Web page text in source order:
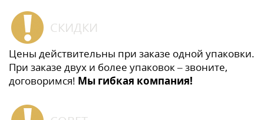
СКИДКИ
Цены действительны при заказе одной упаковки.
При заказе двух и более упаковок – звоните,
договоримся! Мы гибкая компания!